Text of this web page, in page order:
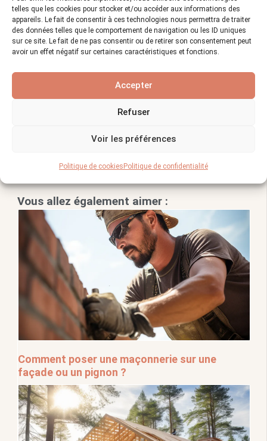
telles que les cookies pour stocker et/ou accéder aux informations des
appareils. Le fait de consentir à ces technologies nous permettra de traiter
des données telles que le comportement de navigation ou les ID uniques
sur ce site. Le fait de ne pas consentir ou de retirer son consentement peut
avoir un effet négatif sur certaines caractéristiques et fonctions.
Accepter
Refuser
Voir les préférences
Politique de cookiesPolitique de confidentialité
naturelleconsiste principalement à nettoyer
régulièrement les pierres avec de l’eau et une
brosse douce. Il est également recommandé
d’appliquer un produit de protection pour
préserver l’éclat des pierres et prolonger leur
Les tendances en Maçonnerie
: le futur du Métier de Maçon
Vues : 1 423
Vous allez également aimer :
Comment poser une maçonnerie sur une
façade ou un pignon ?